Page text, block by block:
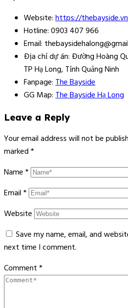
Website:https://
Hotline: 0903 407 966
Email:
Địa chỉ dự án: Đường Hoàng
TP Hạ Long, Tỉnh Quảng Ninh
Fanpage:The Bayside
GG Map:The Bayside Hạ Long
Leave a Reply
Your email address will not be
marked*
Name*
Email*
Website
Save my name, email, and
next time I comment.
Comment*